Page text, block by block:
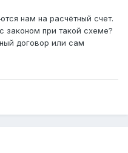
нам на расчётный счет.
законом при такой схеме?
договор или сам